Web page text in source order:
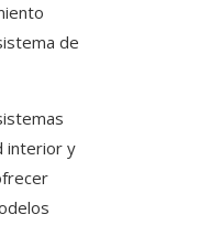
de
interior y